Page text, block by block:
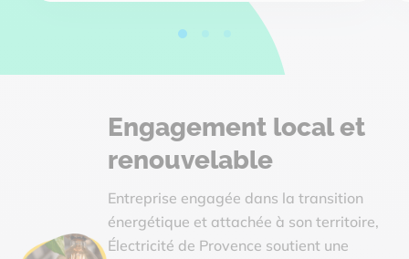
Engagement local et
renouvelable
Entreprise engagée dans la transition
énergétique et attachée à son territoire,
Électricité de Provence soutient une